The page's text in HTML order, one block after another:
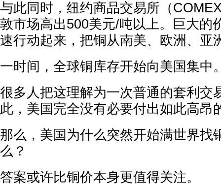
与此同时，纽约商品交易所（
敦市场高出500美元/吨以上。巨大的
速行动起来，把铜从南美、欧洲、亚
一时间，全球铜库存开始向美国集中
很多人把这理解为一次普通的套利交
此，美国完全没有必要付出如此高昂
那么，美国为什么突然开始满世界找
么？
答案或许比铜价本身更值得关注。